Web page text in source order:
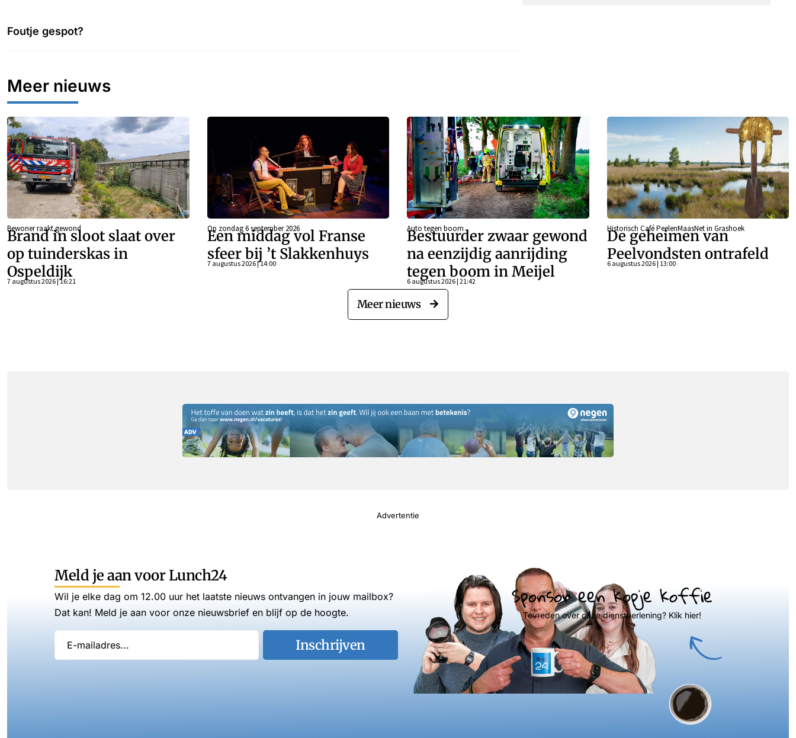
Foutje gespot?
Meer nieuws
Bewoner raakt gewond
Brand in sloot slaat over
op tuinderskas in
Ospeldijk
7 augustus 2026 | 16:21
Op zondag 6 september 2026
Een middag vol Franse
sfeer bij ’t Slakkenhuys
7 augustus 2026 | 14:00
Auto tegen boom
Bestuurder zwaar gewond
na eenzijdig aanrijding
tegen boom in Meijel
6 augustus 2026 | 21:42
Historisch Café PeelenMaasNet in Grashoek
De geheimen van
Peelvondsten ontrafeld
6 augustus 2026 | 13:00
Meer nieuws
Advertentie
Meld je aan voor Lunch24
Wil je elke dag om 12.00 uur het laatste nieuws ontvangen in jouw mailbox?
Dat kan! Meld je aan voor onze nieuwsbrief en blijf op de hoogte.
Inschrijven
Sponsor een kopje koffie
Tevreden over onze dienstverlening? Klik hier!